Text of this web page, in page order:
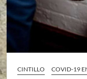
CINTILLO COVID-19